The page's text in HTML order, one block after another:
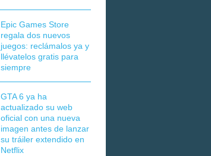
Epic Games Store
regala dos nuevos
juegos: reclámalos ya y
llévatelos gratis para
siempre
GTA 6 ya ha
actualizado su web
oficial con una nueva
imagen antes de lanzar
su tráiler extendido en
Netflix